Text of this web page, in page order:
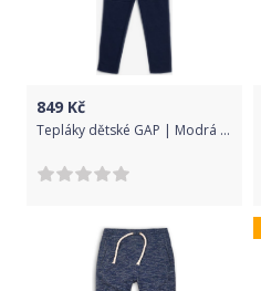
849 Kč
Tepláky dětské GAP | Modrá | Chlapecké | XXL